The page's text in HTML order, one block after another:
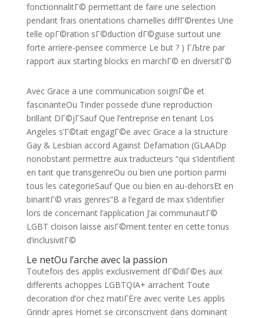
fonctionnalitГ© permettant de faire une selection
pendant frais orientations charnelles diffГ©rentes Une
telle opГ©ration sГ©duction dГ©guise surtout une
forte arriere-pensee commerce Le but ? ) ГЉtre par
rapport aux starting blocks en marchГ© en diversitГ©
Avec Grace a une communication soignГ©e et
fascinanteOu Tinder possede d’une reproduction
brillant DГ©jГSauf Que l’entreprise en tenant Los
Angeles s’Г©tait engagГ©e avec Grace a la structure
Gay & Lesbian accord Against Defamation (GLAADp
nonobstant permettre aux traducteurs “qui s’identifient
en tant que transgenreOu ou bien une portion parmi
tous les categorieSauf Que ou bien en au-dehorsEt en
binaritГ© vrais genres”В a l’egard de max s’identifier
lors de concernant l’application J’ai communautГ©
LGBT cloison laisse aisГ©ment tenter en cette tonus
d’inclusivitГ©
Le netOu l’arche avec la passion
Toutefois des applis exclusivement dГ©diГ©es aux
differents achoppes LGBTQIA+ arrachent Toute
decoration d’or chez matiГЁre avec verite Les applis
Grindr apres Hornet se circonscrivent dans dominant